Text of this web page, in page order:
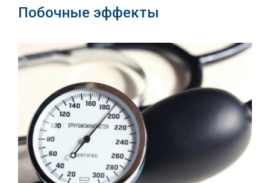
Побочные эффекты